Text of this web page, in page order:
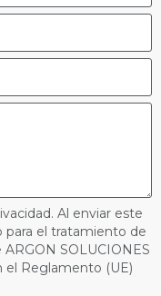
Al enviar este
el tratamiento de
SOLUCIONES
el Reglamento (UE)